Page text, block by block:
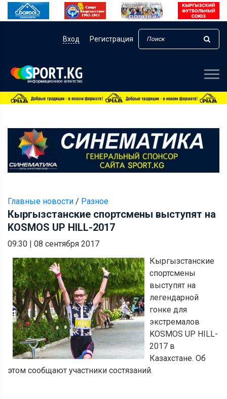
Вход Регистрация
Главные новости / Разное
Кыргызстанские спортсмены выступят на
KOSMOS UP HILL-2017
09:30 | 08 сентября 2017
Кыргызстанские
спортсмены
выступят на
легендарной
гонке для
экстремалов
KOSMOS UP HILL-
2017 в
Казахстане. Об
этом сообщают участники состязаний.